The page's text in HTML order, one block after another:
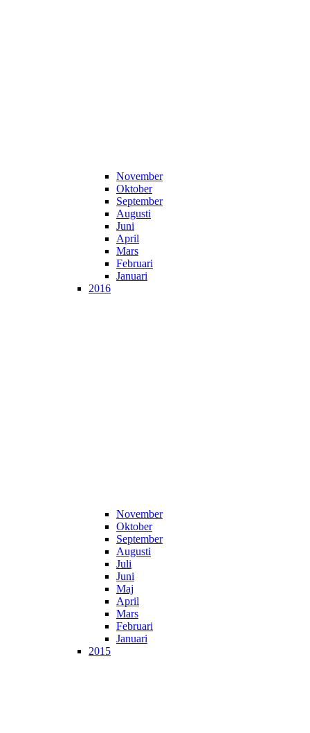
November
Oktober
September
Augusti
Juni
April
Mars
Februari
Januari
2016
November
Oktober
September
Augusti
Juli
Juni
Maj
April
Mars
Februari
Januari
2015